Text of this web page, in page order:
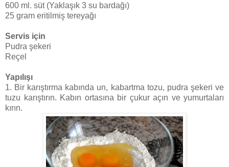
600 ml. süt (Yaklaşık 3 su bardağı)
25 gram eritilmiş tereyağı
Servis için
Pudra şekeri
Reçel
Yapılışı
1. Bir karıştırma kabında un, kabartma tozu, pudra şekeri ve
tuzu karıştırın. Kabın ortasına bir çukur açın ve yumurtaları
kırın.